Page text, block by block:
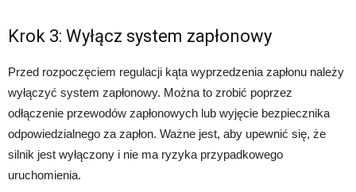
Krok 3: Wyłącz system zapłonowy
Przed rozpoczęciem regulacji kąta wyprzedzenia zapłonu należy
wyłączyć system zapłonowy. Można to zrobić poprzez
odłączenie przewodów zapłonowych lub wyjęcie bezpiecznika
odpowiedzialnego za zapłon. Ważne jest, aby upewnić się, że
silnik jest wyłączony i nie ma ryzyka przypadkowego
uruchomienia.